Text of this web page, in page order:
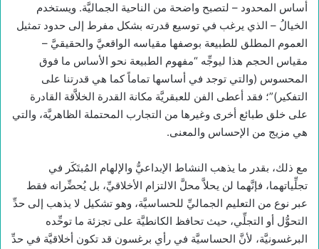
أساس المحدود – لتصبح واضحة من الناحية الجماليَّة. ويستخدم
الخيالُ – الذي يرغب في توسيع قدرته بشكل مفرط إلى حدود تمثيل
العموم المطلق للطبيعة بوصفها مقياسه الواقعيَّ والحقيقيَّ –
مقياس الحجم هذا ليوجِّه “مفهوم الطبيعة نحو الأساس ما فوق
المحسوس (والتي توجد في أساسها تماماً كما هي قدرتنا على
التفكير)”؛ فقد أعطى الفن للعبقريَّة مكانة القدرة الخلاَّقة القادرة
على خلق طبائع أخرى وغيرها من التجارب المحتملة الظاهريَّة، والتي
هي مزيج من الإحساس والمعنى.
مع ذلك، بقدر ما يذهب النشاط الإبداعيُّ والإلهام المُبتَكَر في
تجلِّياتهما، فإنَّهما لن يحلاَّ محلَّ الالتزام الأخلاقيِّ، بل يُحضِّرانه فقط
عبر نوع من التعليم الجماليِّ للحساسيَّة، وهو تشكيل لا يذهب إلى حدِّ
التحوُّل أو التجلِّي، حيث تحافظ الكانطيَّة على تجزئة ما توحِّده
البرغسونيَّة، لأنَّ الحساسيَّة في رأي برغسون قد تكون أخلاقيَّة في حدِّ